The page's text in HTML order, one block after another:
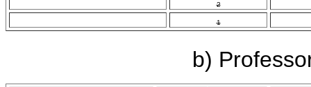
2
1
b)